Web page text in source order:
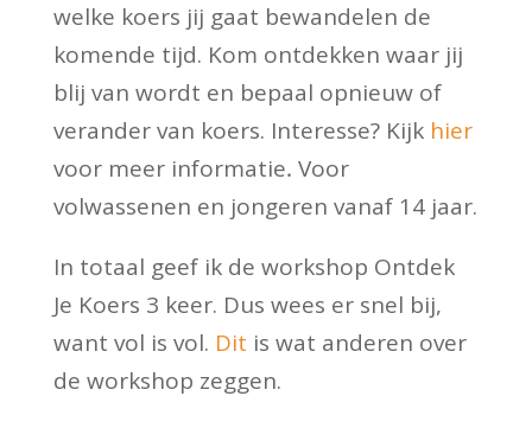
welke koers jij gaat bewandelen de
komende tijd. Kom ontdekken waar jij
blij van wordt en bepaal opnieuw of
verander van koers. Interesse? Kijk hier
voor meer informatie. Voor
volwassenen en jongeren vanaf 14 jaar.
In totaal geef ik de workshop Ontdek
Je Koers 3 keer. Dus wees er snel bij,
want vol is vol. Dit is wat anderen over
de workshop zeggen.